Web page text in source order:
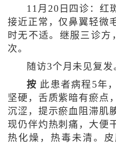
11月20日四诊：红
接近正常，仅鼻翼轻微
时无不适。继服三诊方
次。
随访3个月未见复发
按 此患者病程5年
坚硬，舌质紫暗有瘀点
沉涩，提示瘀血阻滞肌
现仍伴灼热刺痛，大便
热化燥，热毒未清。